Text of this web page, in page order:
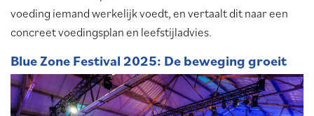
voeding iemand werkelijk voedt, en vertaalt dit naar een
concreet voedingsplan en leefstijladvies.
Blue Zone Festival 2025: De beweging groeit